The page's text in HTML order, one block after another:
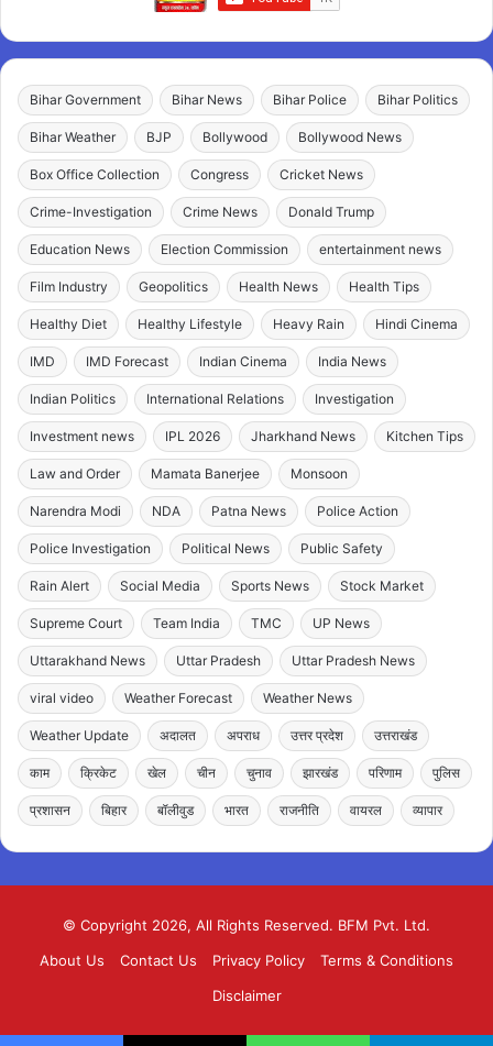
Bihar Government Bihar News Bihar Police Bihar Politics
Bihar Weather BJP Bollywood Bollywood News
Box Office Collection Congress Cricket News
Crime-Investigation Crime News Donald Trump
Education News Election Commission entertainment news
Film Industry Geopolitics Health News Health Tips
Healthy Diet Healthy Lifestyle Heavy Rain Hindi Cinema
IMD IMD Forecast Indian Cinema India News
Indian Politics International Relations Investigation
Investment news IPL 2026 Jharkhand News Kitchen Tips
Law and Order Mamata Banerjee Monsoon
Narendra Modi NDA Patna News Police Action
Police Investigation Political News Public Safety
Rain Alert Social Media Sports News Stock Market
Supreme Court Team India TMC UP News
Uttarakhand News Uttar Pradesh Uttar Pradesh News
viral video Weather Forecast Weather News
Weather Update अदालत अपराध उत्तर प्रदेश उत्तराखंड
काम क्रिकेट खेल चीन चुनाव झारखंड परिणाम पुलिस
प्रशासन बिहार बॉलीवुड भारत राजनीति वायरल व्यापार
© Copyright 2026, All Rights Reserved. BFM Pvt. Ltd.
About Us
Contact Us Privacy Policy
Terms & Conditions
Disclaimer